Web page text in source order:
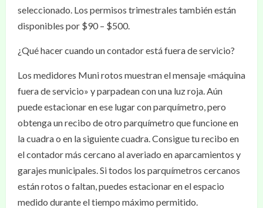
seleccionado. Los permisos trimestrales también están
disponibles por $90 – $500.
¿Qué hacer cuando un contador está fuera de servicio?
Los medidores Muni rotos muestran el mensaje «máquina
fuera de servicio» y parpadean con una luz roja. Aún
puede estacionar en ese lugar con parquímetro, pero
obtenga un recibo de otro parquímetro que funcione en
la cuadra o en la siguiente cuadra. Consigue tu recibo en
el contador más cercano al averiado en aparcamientos y
garajes municipales. Si todos los parquímetros cercanos
están rotos o faltan, puedes estacionar en el espacio
medido durante el tiempo máximo permitido.